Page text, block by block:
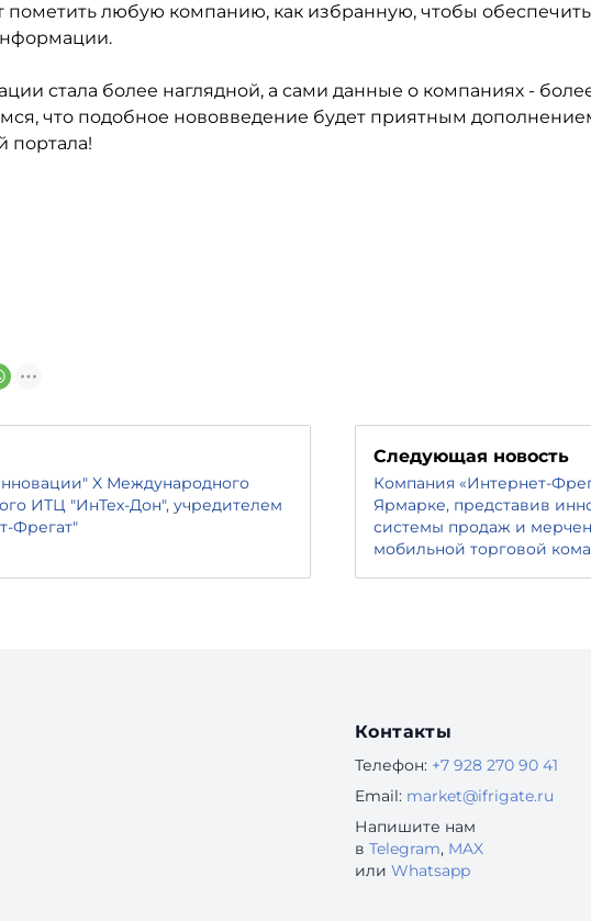
пометить любую компанию, как избранную, чтобы
стала более наглядной, а сами данные о компаниях -
что подобное нововведение будет приятным
портала!
X Международного
ИТЦ "ИнТех-Дон", учредителем
Фрегат"
Следующая новость
Компания «Интернет-
Ярмарке, представив
системы продаж и
мобильной торговой
Контакты
Телефон: +7 928 270 90 41
Email: market@ifrigate.ru
Напишите нам
в Telegram, MAX
или Whatsapp